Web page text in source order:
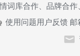
词库合作、品牌合
使用问题用户反馈 邮